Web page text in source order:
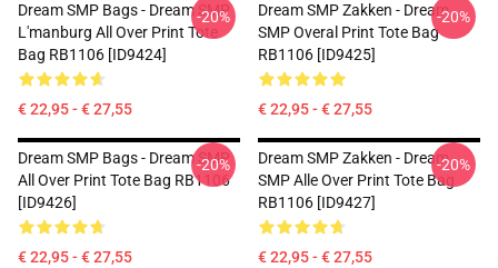
Dream SMP Bags - Dream SMP
L'manburg All Over Print Tote
Bag RB1106 [ID9424]
€ 22,95 - € 27,55
-20%
Dream SMP Zakken - Dream
SMP Overal Print Tote Bag
RB1106 [ID9425]
€ 22,95 - € 27,55
-20%
Dream SMP Bags - Dream SMP
All Over Print Tote Bag RB1106
[ID9426]
€ 22,95 - € 27,55
-20%
Dream SMP Zakken - Dream
SMP Alle Over Print Tote Bag
RB1106 [ID9427]
€ 22,95 - € 27,55
-20%